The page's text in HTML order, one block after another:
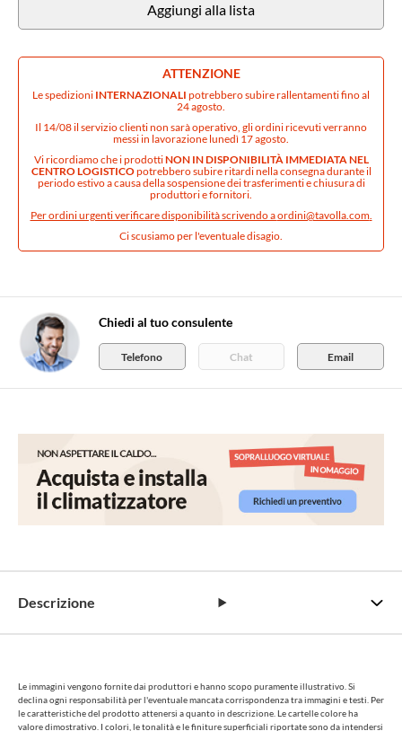
Aggiungi alla lista
ATTENZIONE
Le spedizioni INTERNAZIONALI potrebbero subire rallentamenti fino al
24 agosto.
Il 14/08 il servizio clienti non sarà operativo, gli ordini ricevuti verranno
messi in lavorazione lunedì 17 agosto.
Vi ricordiamo che i prodottiNON IN DISPONIBILITÀ IMMEDIATA NEL
CENTRO LOGISTICOpotrebbero subire ritardi nella consegna durante il
periodo estivo a causa della sospensione dei trasferimenti e chiusura di
produttori e fornitori.
Per ordini urgenti verificare disponibilità scrivendo aordini@tavolla.com.
Ci scusiamo per l'eventuale disagio.
Chiedi al tuo consulente
Telefono Chat Email
Descrizione
Le immagini vengono fornite dai produttori e hanno scopo puramente illustrativo. Si
declina ogni responsabilità per l'eventuale mancata corrispondenza tra immagini e testi. Per
le caratteristiche del prodotto attenersi a quanto in descrizione. Le cartelle colore ha
valore dimostrativo. I colori, le tonalità e le finiture superficiali riportate sono da intendersi